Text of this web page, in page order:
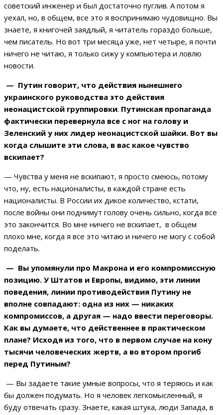
советский инженер и был достаточно пуглив. А потом я
уехал, но, в общем, все это я воспринимаю чудовищно. Вы
знаете, я книгочей заядлый, я читатель гораздо больше,
чем писатель. Но вот три месяца уже, нет четыре, я почти
ничего не читаю, я только сижу у компьютера и ловлю
новости.
— Путин говорит, что действия нынешнего
украинского руководства это действия
неонацистской группировки. Путинская пропаганда
фактически перевернула все с ног на голову и
Зеленский у них лидер неонацистской шайки. Вот вы
когда слышите эти слова, в вас какое чувство
вскипает?
— Чувства у меня не вскипают, я просто смеюсь, потому
что, ну, есть националисты, в каждой стране есть
националисты. В России их дикое количество, кстати,
после войны они поднимут голову очень сильно, когда все
это закончится. Во мне ничего не вскипает, в общем
плохо мне, когда я все это читаю и ничего не могу с собой
поделать.
— Вы упомянули про Макрона и его компромиссную
позицию. У Штатов и Европы, видимо, эти линии
поведения, линии противодействия Путину не
вполне совпадают: одна из них — никаких
компромиссов, а другая — надо ввести переговоры.
Как вы думаете, что действеннее в практическом
плане? Исходя из того, что в первом случае на кону
тысячи человеческих жертв, а во втором прогиб
перед Путиным?
— Вы задаете такие умные вопросы, что я теряюсь и как
бы должен подумать. Но я человек легкомысленный, я
буду отвечать сразу. Знаете, какая штука, люди Запада, в